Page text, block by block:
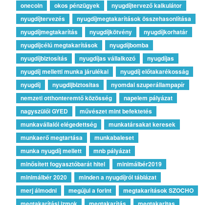
onecoin
okos pénzügyek
nyugdíjtervező kalkulátor
nyugdíjtervezés
nyugdíjmegtakarítások összehasonlítása
nyugdíjmegtakarítás
nyugdíjkötvény
nyugdíjkorhatár
nyugdíjcélú megtakarítások
nyugdíjbomba
nyugdíjbiztosítás
nyugdíjas vállalkozó
nyugdíjas
nyugdíj melletti munka járulékai
nyugdíj előtakarékosság
nyugdíj
nyugdijbiztositas
nyomdai szuperállampapír
nemzeti otthonteremtő közösség
napelem pályázat
nagyszülői GYED
művészet mint befektetés
munkavállalói elégedettség
munkatársakat keresek
munkaerő megtartása
munkabaleset
munka nyugdíj mellett
mnb pályázat
minősített fogyasztóbarát hitel
minimálbér2019
minimálbér 2020
minden a nyugdíjról táblázat
merj álmodni
megújul a forint
megtakarítások SZOCHO